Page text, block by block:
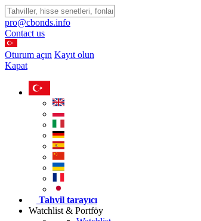
pro@cbonds.info
Contact us
Oturum açın Kayıt olun
Kapat
Tahvil tarayıcı
Watchlist & Portföy